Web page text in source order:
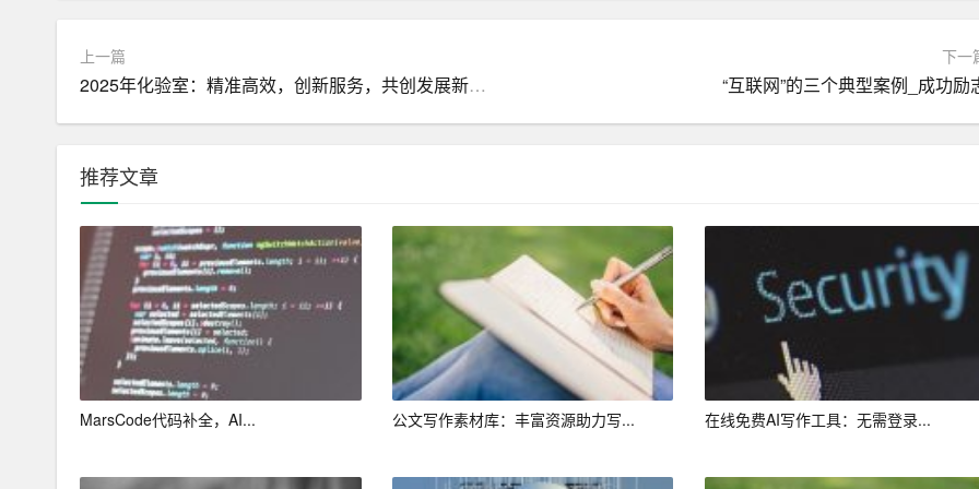
5. 突出技能特长：在AI工具中添加个人技能和特长，如计算机操作、外语水平、专业证书等。这些信息将有助于
提升简历的专业性。
自己的喜好，调整简历样式。
7. 预览并修改：在AI工具中预览简历，检查是否有错别字、语法错误等问题。如有需要，可以对简历内容进行修
改。
三、提升求职表现的专业建议
1. 突出关键词：在简历中突出与目标职位相关的关键词，提高简历的搜索排名。
2. 保持简洁明了：简历内容要简洁明了，避免冗长和复杂的表述，便于招聘者快速了解求职者。
上一篇
2025年化验室：精准高效，创新服务，共创发展新篇章
下一
“互联网”的三个典型案例_成功励
推荐文章
MarsCode代码补全，AI... 公文写作素材库：丰富资源助力写... 在线免费AI写作工具：无需登录...